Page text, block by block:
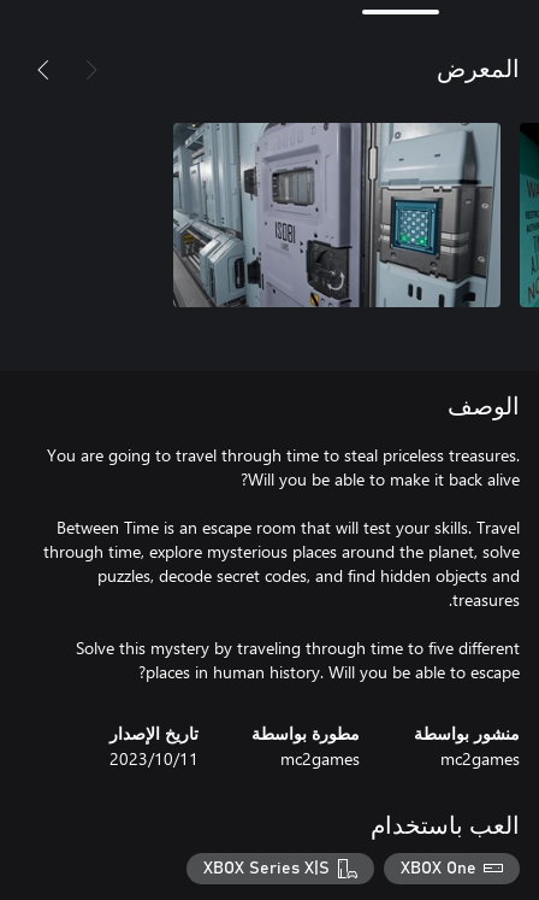
المعرض
الوصف
You are going to travel through time to steal priceless treasures.
Between Time is an escape room that will test your skills. Travel
through time, explore mysterious places around the planet, solve
puzzles, decode secret codes, and find hidden objects and
Solve this mystery by traveling through time to five different
places in human history. Will you be able to escape?
منشور بواسطة
mc2games
مطورة بواسطة
mc2games
تاريخ الإصدار
11‏/10‏/2023
العب باستخدام
XBOX One
XBOX Series X|S